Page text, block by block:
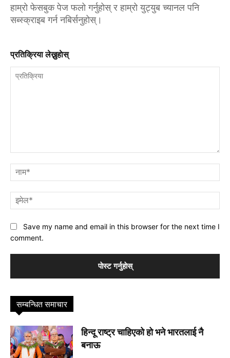
हाम्रो फेसबुक पेज फलो गर्नुहोस् र हाम्रो युट्युब च्यानल पनि
सब्स्क्राइब गर्न नबिर्सनुहोस्।
प्रतिक्रिया लेख्नुहाेस्
Save my name and email in this browser for the next time I
comment.
सम्बन्धित समाचार
हिन्दू राष्ट्र चाहिएको हो भने भारतलाई नै
बनाऊ